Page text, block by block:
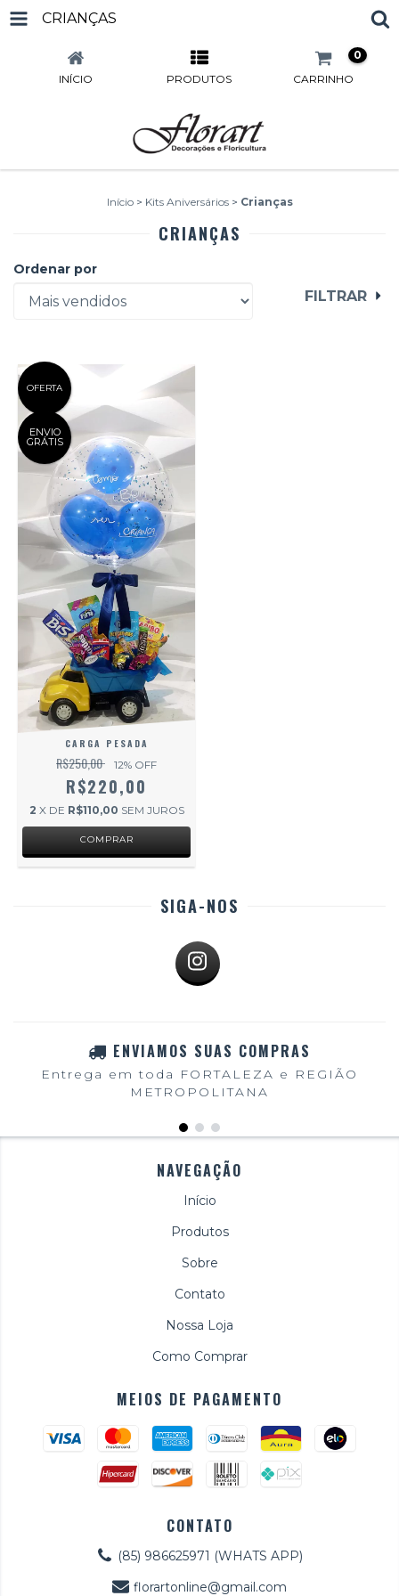
CRIANÇAS
INÍCIO PRODUTOS CARRINHO
0
Início > Kits Aniversários > Crianças
CRIANÇAS
Ordenar por
FILTRAR
OFERTA
ENVIO
GRÁTIS
CARGA PESADA
R$250,00 12% OFF
R$220,00
2 X DE R$110,00 SEM JUROS
SIGA-NOS
ENVIAMOS SUAS COMPRAS
Entrega em toda FORTALEZA e REGIÃO
METROPOLITANA
NAVEGAÇÃO
Início
Produtos
Sobre
Contato
Nossa Loja
Como Comprar
MEIOS DE PAGAMENTO
CONTATO
(85) 986625971 (WHATS APP)
florartonline@gmail.com